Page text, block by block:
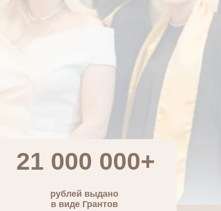
21 000 000+
рублей выдано
в виде Грантов